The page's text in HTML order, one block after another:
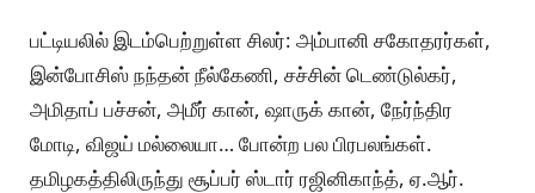
பட்டியலில் இடம்பெற்றுள்ள சிலர்: அம்பானி சகோதரர்கள்,
இன்போசிஸ் நந்தன் நீல்கேணி, சச்சின் டெண்டுல்கர்,
அமிதாப் பச்சன், அமீர் கான், ஷாருக் கான், நேர்ந்திர
மோடி, விஜய் மல்லையா… போன்ற பல பிரபலங்கள்.
தமிழகத்திலிருந்து சூப்பர் ஸ்டார் ரஜினிகாந்த், ஏ.ஆர்.